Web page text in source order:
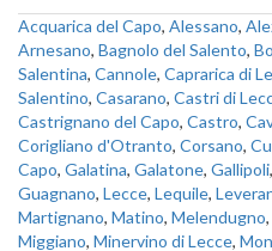
Acquarica del Capo, Alessano,
Arnesano, Bagnolo del Salento,
Salentina, Cannole, Caprarica di
Salentino, Casarano, Castri di
Castrignano del Capo, Castro,
Corigliano d'Otranto, Corsano,
Capo, Galatina, Galatone, Gallipoli,
Guagnano, Lecce, Lequile,
Martignano, Matino, Melendugno,
Miggiano, Minervino di Lecce,